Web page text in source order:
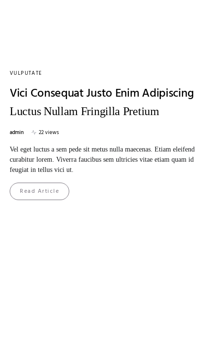
VULPUTATE
Vici Consequat Justo Enim Adipiscing
Luctus Nullam Fringilla Pretium
admin 22 views
Vel eget luctus a sem pede sit metus nulla maecenas. Etiam eleifend
curabitur lorem. Viverra faucibus sem ultricies vitae etiam quam id
feugiat in tellus vici ut.
Read Article